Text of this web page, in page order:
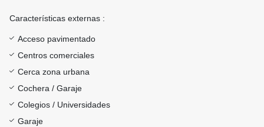
Características externas :
Acceso pavimentado
Centros comerciales
Cerca zona urbana
Cochera / Garaje
Colegios / Universidades
Garaje